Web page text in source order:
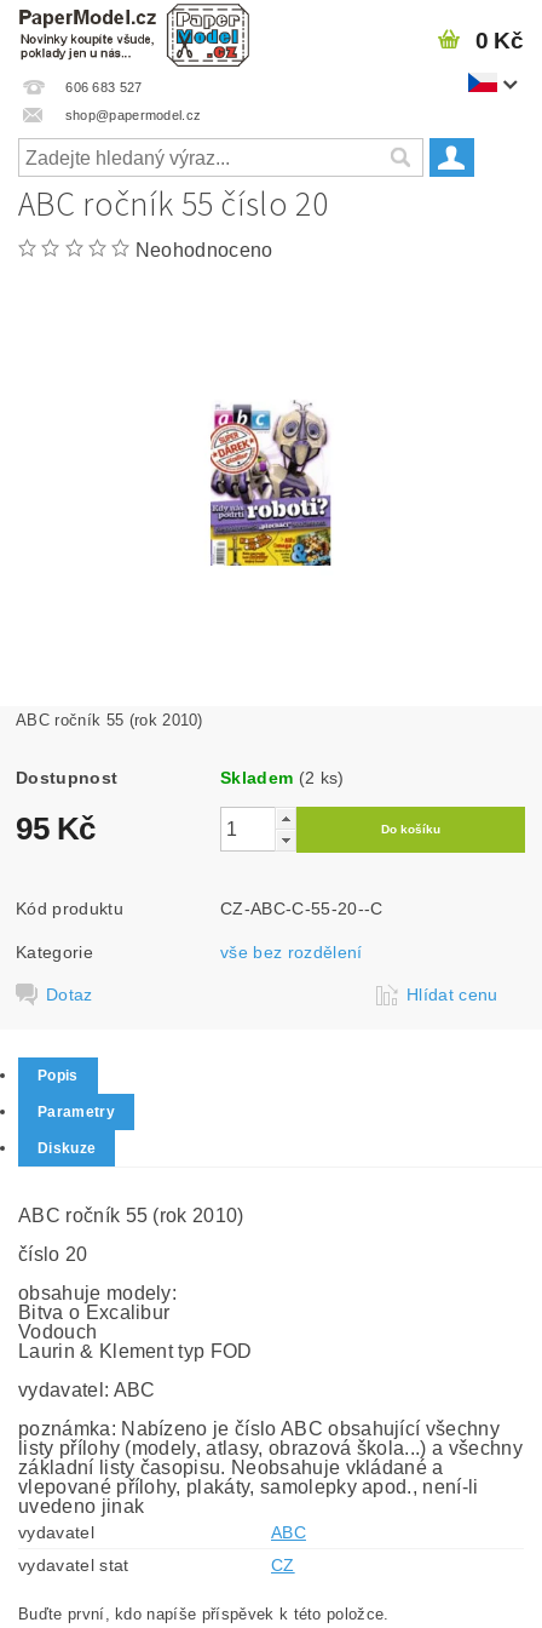
606 683 527
shop@papermodel.cz
0 Kč
ABC ročník 55 číslo 20
Neohodnoceno
ABC ročník 55 (rok 2010)
Dostupnost Skladem (2 ks)
95 Kč
Kód produktu CZ-ABC-C-55-20--C
Kategorie vše bez rozdělení
Dotaz Hlídat cenu
Popis
Parametry
Diskuze
ABC ročník 55 (rok 2010)
číslo 20
obsahuje modely:
Bitva o Excalibur
Vodouch
Laurin & Klement typ FOD
vydavatel: ABC
poznámka: Nabízeno je číslo ABC obsahující všechny
listy přílohy (modely, atlasy, obrazová škola...) a všechny
základní listy časopisu. Neobsahuje vkládané a
vlepované přílohy, plakáty, samolepky apod., není-li
uvedeno jinak
vydavatel
ABC
vydavatel stat
CZ
Buďte první, kdo napíše příspěvek k této položce.